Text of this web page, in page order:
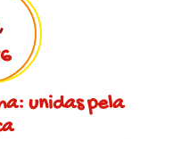
unidas pela